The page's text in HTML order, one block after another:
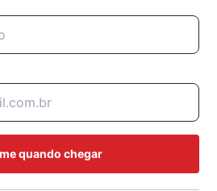
quando chegar